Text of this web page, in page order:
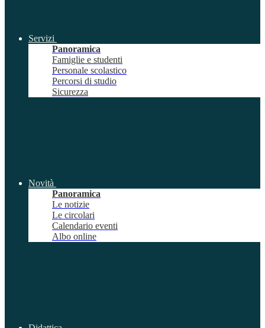
Servizi
Panoramica
Famiglie e studenti
Personale scolastico
Percorsi di studio
Sicurezza
Novità
Panoramica
Le notizie
Le circolari
Calendario eventi
Albo online